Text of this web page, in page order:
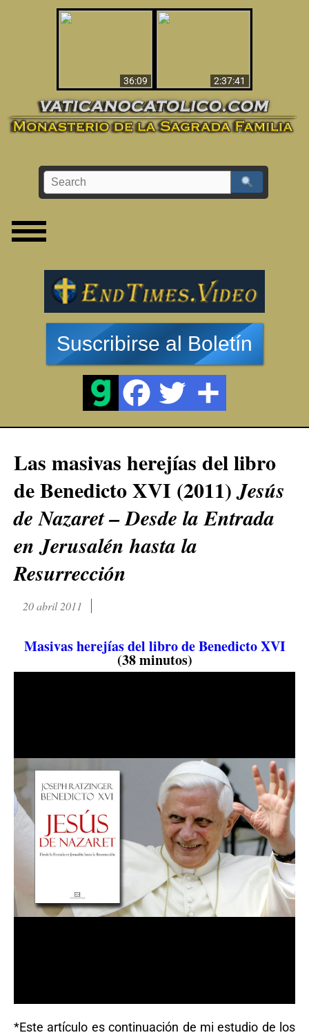
36:09
2:37:41
Suscribirse al Boletín
Las masivas herejías del libro
de Benedicto XVI (2011)Jesús
de Nazaret – Desde la Entrada
en Jerusalén hasta la
Resurrección
20 abril 2011
Masivas herejías del libro de Benedicto XVI
(38 minutos)
*Este artículo es continuación de mi estudio de los